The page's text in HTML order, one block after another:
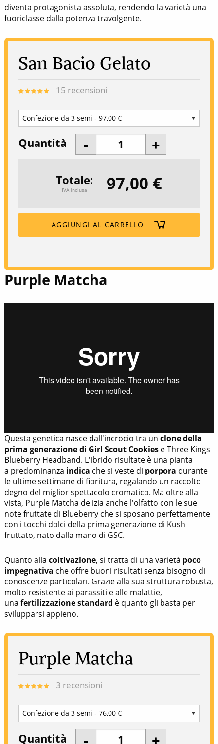
diventa protagonista assoluta, rendendo la varietà una
fuoriclasse dalla potenza travolgente.
San Bacio Gelato
15 recensioni
Quantità
Totale
IVA inclusa 97,00 €
AGGIUNGI AL CARRELLO
Purple Matcha
Questa genetica nasce dall'incrocio tra un clone della
prima generazione di Girl Scout Cookiese Three Kings
Blueberry Headband. L'ibrido risultate è una pianta
a predominanza indica che si veste di porpora durante
le ultime settimane di fioritura, regalando un raccolto
degno del miglior spettacolo cromatico. Ma oltre alla
vista, Purple Matcha delizia anche l'olfatto con le sue
note fruttate di Blueberry che si sposano perfettamente
con i tocchi dolci della prima generazione di Kush
fruttato, nato dalla mano di GSC.
Quanto alla coltivazione, si tratta di una varietà poco
impegnativa che offre buoni risultati senza bisogno di
conoscenze particolari. Grazie alla sua struttura robusta,
molto resistente ai parassiti e alle malattie,
una fertilizzazione standard è quanto gli basta per
svilupparsi appieno.
Purple Matcha
3 recensioni
Quantità